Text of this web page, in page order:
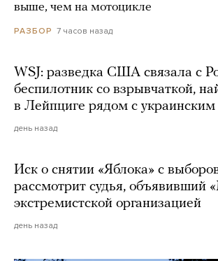
выше, чем на мотоцикле
РАЗБОР 7 часов назад
WSJ: разведка США связала с
беспилотник со взрывчаткой,
в Лейпциге рядом с
день назад
Иск о снятии «Яблока» с
рассмотрит судья, объявивший
экстремистской организацией
день назад